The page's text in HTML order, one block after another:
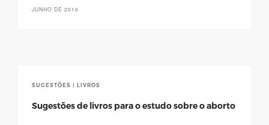
JUNHO DE 2016
SUGESTÕES | LIVROS
Sugestões de livros para o estudo sobre o aborto